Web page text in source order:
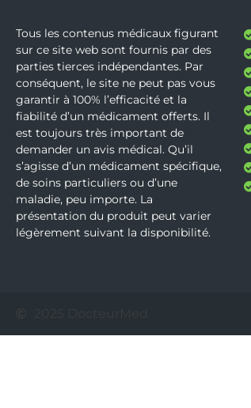
Tous les contenus médicaux figurant
sur ce site web sont fournis par des
parties tierces indépendantes. Par
conséquent, le site ne peut pas vous
garantir à 100% l’efficacité et la
fiabilité d’un médicament offerts. Il
est toujours très important de
demander un avis médical. Qu’il
s’agisse d’un médicament spécifique,
de soins particuliers ou d’une
maladie, peu importe. La
présentation du produit peut varier
légèrement suivant la disponibilité.